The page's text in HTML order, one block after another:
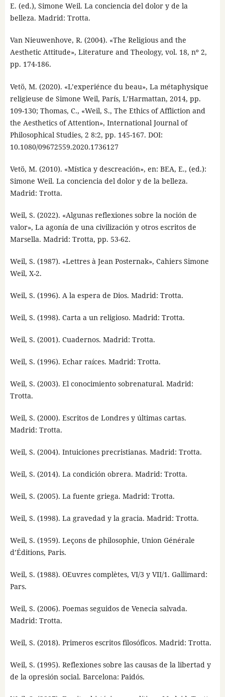
E. (ed.), Simone Weil. La conciencia del dolor y de la
belleza. Madrid: Trotta.
Van Nieuwenhove, R. (2004). «The Religious and the
Aesthetic Attitude», Literature and Theology, vol. 18, nº 2,
pp. 174-186.
Vetö, M. (2020). «L’experiénce du beau», La métaphysique
religieuse de Simone Weil, París, L’Harmattan, 2014, pp.
109-130; Thomas, C., «Weil, S., The Ethics of Affliction and
the Aesthetics of Attention», International Journal of
Philosophical Studies, 2 8:2, pp. 145-167. DOI:
10.1080/09672559.2020.1736127
Vetö, M. (2010). «Mística y descreación», en: BEA, E., (ed.):
Simone Weil. La conciencia del dolor y de la belleza.
Madrid: Trotta.
Weil, S. (2022). «Algunas reflexiones sobre la noción de
valor», La agonía de una civilización y otros escritos de
Marsella. Madrid: Trotta, pp. 53-62.
Weil, S. (1987). «Lettres à Jean Posternak», Cahiers Simone
Weil, X-2.
Weil, S. (1996). A la espera de Dios. Madrid: Trotta.
Weil, S. (1998). Carta a un religioso. Madrid: Trotta.
Weil, S. (2001). Cuadernos. Madrid: Trotta.
Weil, S. (1996). Echar raíces. Madrid: Trotta.
Weil, S. (2003). El conocimiento sobrenatural. Madrid:
Trotta.
Weil, S. (2000). Escritos de Londres y últimas cartas.
Madrid: Trotta.
Weil, S. (2004). Intuiciones precristianas. Madrid: Trotta.
Weil, S. (2014). La condición obrera. Madrid: Trotta.
Weil, S. (2005). La fuente griega. Madrid: Trotta.
Weil, S. (1998). La gravedad y la gracia. Madrid: Trotta.
Weil, S. (1959). Leçons de philosophie, Union Générale
d’Éditions, Paris.
Weil, S. (1988). OEuvres complètes, VI/3 y VII/1. Gallimard:
Pars.
Weil, S. (2006). Poemas seguidos de Venecia salvada.
Madrid: Trotta.
Weil, S. (2018). Primeros escritos filosóficos. Madrid: Trotta.
Weil, S. (1995). Reflexiones sobre las causas de la libertad y
de la opresión social. Barcelona: Paidós.